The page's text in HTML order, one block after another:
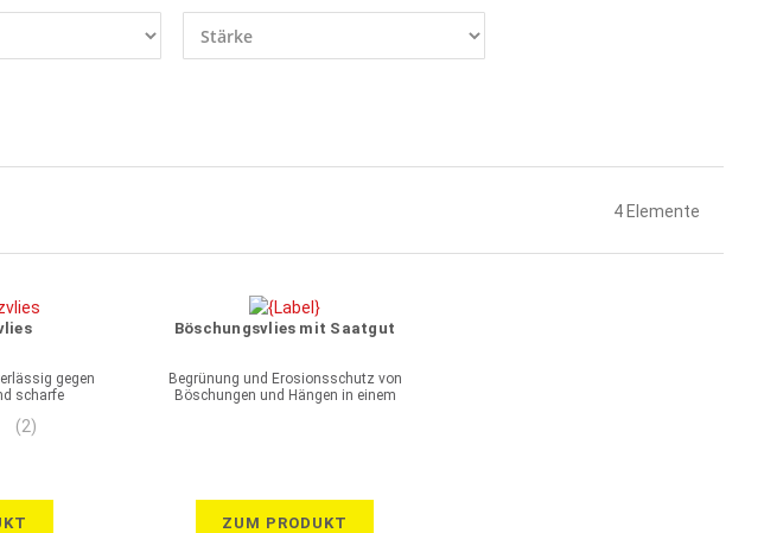
4 Elemente
gegen
scharfe
(2)
Böschungsvlies mit Saatgut
Begrünung und Erosionsschutz von
Böschungen und Hängen in einem
ZUM PRODUKT